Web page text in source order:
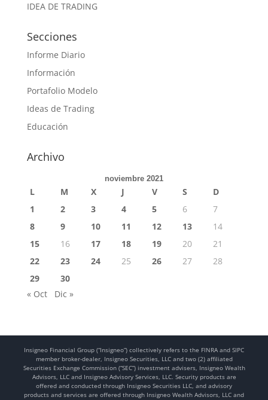
IDEA DE TRADING
Secciones
Informe Diario
Información
Portafolio Modelo
Ideas de Trading
Educación
Archivo
noviembre 2021
L M X J V S
D
1
2 3 4 5 6
7
8
9 10 11 12 13
14
15
16 17 18 19 20
21
22
23 24 25 26 27
28
29
30
« Oct
Dic »
Insigneo Financial Group (“Insigneo”) collectively refers to the FINRA and SIPC
member broker-dealer, Insigneo Securities, LLC and two (2) affiliated
Securities Exchange Commission (“SEC”) investment advisers, Insigneo Wealth
Advisors, LLC and Insigneo Advisory Services, LLC. Security products are
offered and conducted through Insigneo Securities LLC, and advisory
products and services are offered through Insigneo Wealth Advisors, LLC and